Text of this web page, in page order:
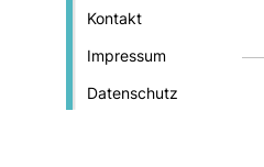
Kontakt
Impressum
Datenschutz